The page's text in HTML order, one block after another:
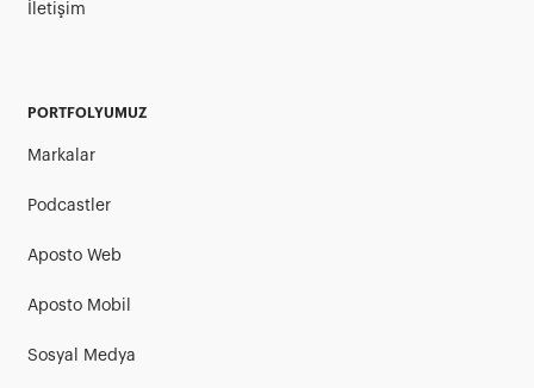
İletişim
PORTFOLYUMUZ
Markalar
Podcastler
Aposto Web
Aposto Mobil
Sosyal Medya